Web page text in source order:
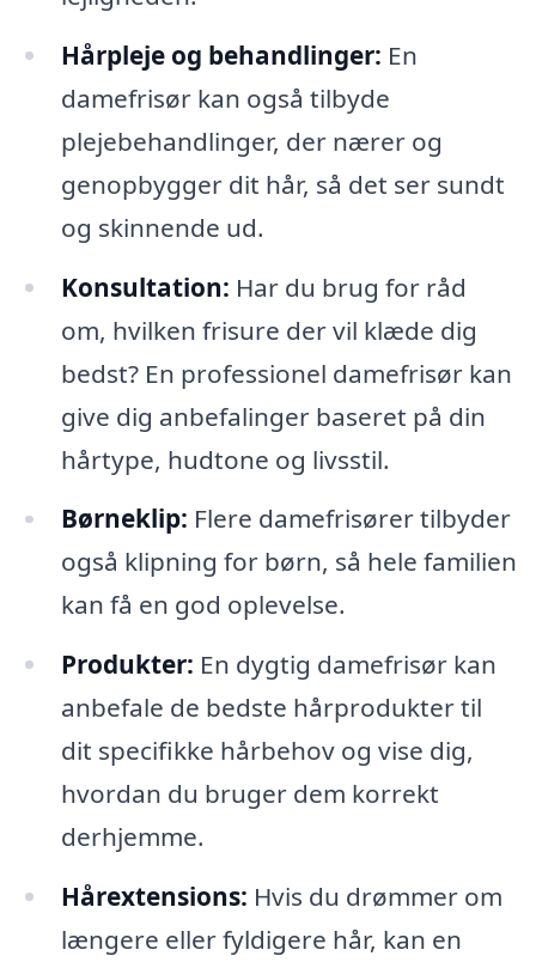
Hårpleje og behandlinger: En
damefrisør kan også tilbyde
plejebehandlinger, der nærer og
genopbygger dit hår, så det ser sundt
og skinnende ud.
Konsultation: Har du brug for råd
om, hvilken frisure der vil klæde dig
bedst? En professionel damefrisør kan
give dig anbefalinger baseret på din
hårtype, hudtone og livsstil.
Børneklip: Flere damefrisører tilbyder
også klipning for børn, så hele familien
kan få en god oplevelse.
Produkter: En dygtig damefrisør kan
anbefale de bedste hårprodukter til
dit specifikke hårbehov og vise dig,
hvordan du bruger dem korrekt
derhjemme.
Hårextensions: Hvis du drømmer om
længere eller fyldigere hår, kan en